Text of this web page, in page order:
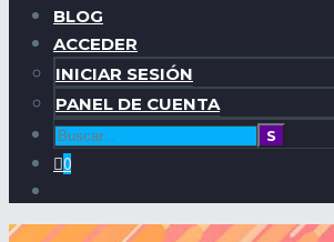
BLOG
ACCEDER
INICIAR SESIÓN
PANEL DE CUENTA
0